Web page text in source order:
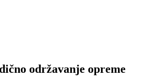
održavanje opreme